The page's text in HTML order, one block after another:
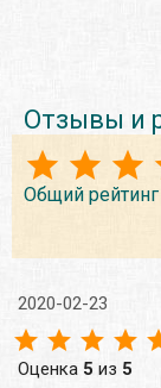
Отзывы и
Общий рейтинг
2020-02-23
Оценка 5 из 5